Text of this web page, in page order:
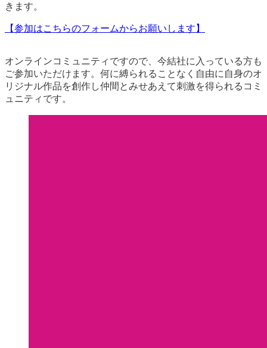
きます。
【参加はこちらのフォームからお願いします】
オンラインコミュニティですので、今結社に入っている方も
ご参加いただけます。何に縛られることなく自由に自身のオ
リジナル作品を創作し仲間とみせあえて刺激を得られるコミ
ュニティです。